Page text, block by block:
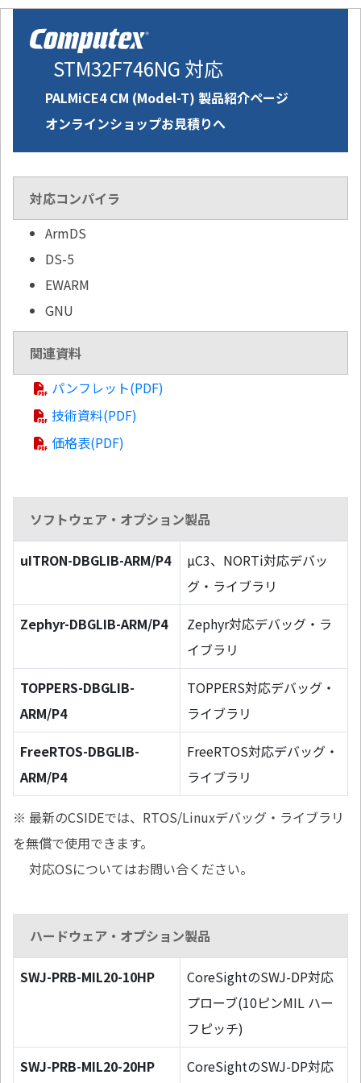
STM32F746NG 対応
PALMiCE4 CM (Model-T) 製品紹介ページ
オンラインショップお見積りへ
対応コンパイラ
ArmDS
DS-5
EWARM
GNU
関連資料
パンフレット(PDF)
技術資料(PDF)
価格表(PDF)
ソフトウェア・オプション製品
uITRON-DBGLIB-ARM/P4
µC3、NORTi対応デバッ
グ・ライブラリ
Zephyr-DBGLIB-ARM/P4
Zephyr対応デバッグ・ラ
イブラリ
TOPPERS-DBGLIB-
ARM/P4
TOPPERS対応デバッグ・
ライブラリ
FreeRTOS-DBGLIB-
ARM/P4
FreeRTOS対応デバッグ・
ライブラリ
※ 最新のCSIDEでは、RTOS/Linuxデバッグ・ライブラリ
を無償で使用できます。
対応OSについてはお問い合ください。
ハードウェア・オプション製品
SWJ-PRB-MIL20-10HP
CoreSightのSWJ-DP対応
プローブ(10ピンMIL ハー
フピッチ)
SWJ-PRB-MIL20-20HP
CoreSightのSWJ-DP対応